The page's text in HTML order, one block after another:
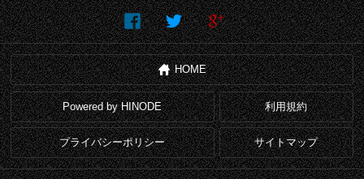
HOME
Powered by HINODE 利用規約
プライバシーポリシー サイトマップ